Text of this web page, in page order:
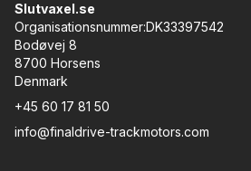
Slutvaxel.se
Organisationsnummer:DK33397542
Bodøvej 8
8700 Horsens
Denmark
+45 60 17 81 50
info@finaldrive-trackmotors.com